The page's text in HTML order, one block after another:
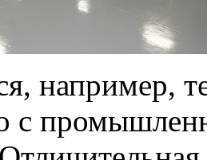
например,
с